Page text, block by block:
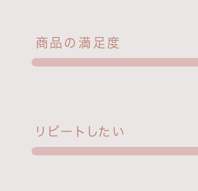
商品の満足度
リピートしたい
＼ ポイント
2026.1.23